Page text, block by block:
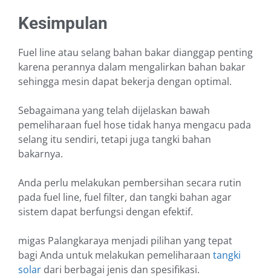
Kesimpulan
Fuel line atau selang bahan bakar dianggap penting
karena perannya dalam mengalirkan bahan bakar
sehingga mesin dapat bekerja dengan optimal.
Sebagaimana yang telah dijelaskan bawah
pemeliharaan fuel hose tidak hanya mengacu pada
selang itu sendiri, tetapi juga tangki bahan
bakarnya.
Anda perlu melakukan pembersihan secara rutin
pada fuel line, fuel filter, dan tangki bahan agar
sistem dapat berfungsi dengan efektif.
migas Palangkaraya menjadi pilihan yang tepat
bagi Anda untuk melakukan pemeliharaan tangki
solar dari berbagai jenis dan spesifikasi.